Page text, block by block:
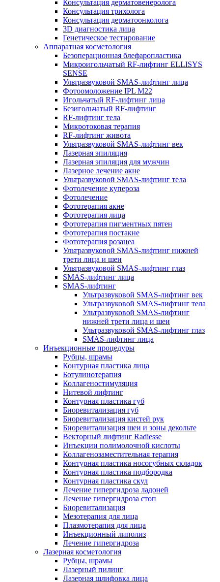
Консультация дерматовенеролога
Консультация трихолога
Консультация дерматоонколога
3D диагностика лица
Генетическое тестирование
Аппаратная косметология
Безоперационная блефаропластика
Микроигольчатый RF-лифтинг ELLISYS
SENSE
Ультразвуковой SMAS-лифтинг лица
Фотоомоложение IPL M22
Игольчатый RF-лифтинг лица
Безигольчатый RF-лифтинг
RF-лифтинг тела
Микротоковая терапия
RF-лифтинг живота
Ультразвуковой SMAS-лифтинг век
Лазерная эпиляция
Лазерная эпиляция для мужчин
Лазерное лечение акне
Ультразвуковой SMAS-лифтинг тела
Фотолечение купероза
Фотолечение
Фототерапия акне
Фототерапия лица
Фототерапия пигментных пятен
Фототерапия постакне
Фототерапия розацеа
Ультразвуковой SMAS-лифтинг нижней
трети лица и шеи
Ультразвуковой SMAS-лифтинг глаз
SMAS-лифтинг лица
SMAS-лифтинг
Ультразвуковой SMAS-лифтинг век
Ультразвуковой SMAS-лифтинг тела
Ультразвуковой SMAS-лифтинг
нижней трети лица и шеи
Ультразвуковой SMAS-лифтинг глаз
SMAS-лифтинг лица
Инъекционные процедуры
Рубцы, шрамы
Контурная пластика лица
Ботулинотерапия
Коллагеностимуляция
Нитевой лифтинг
Контурная пластика губ
Биоревитализация губ
Биоревитализация кистей рук
Биоревитализация шеи и зоны декольте
Векторный лифтинг Radiesse
Инъекции полимолочной кислоты
Коллагенозаместительная терапия
Контурная пластика носогубных складок
Контурная пластика подбородка
Контурная пластика скул
Лечение гипергидроза ладоней
Лечение гипергидроза стоп
Биоревитализация
Мезотерапия для лица
Плазмотерапия для лица
Инъекционный липолиз
Лечение гипергидроза
Лазерная косметология
Рубцы, шрамы
Лазерный пилинг
Лазерная шлифовка лица